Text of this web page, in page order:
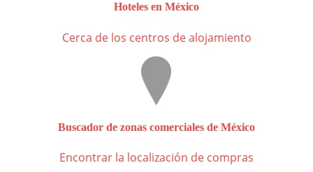
Hoteles en México
Cerca de los centros de alojamiento
Buscador de zonas comerciales de México
Encontrar la localización de compras